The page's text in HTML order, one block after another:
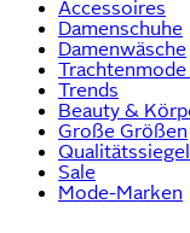
Accessoires
Damenschuhe
Damenwäsche
Trachtenmode
Trends
Beauty &
Große Größen
Qualitätssiegel
Sale
Mode-Marken